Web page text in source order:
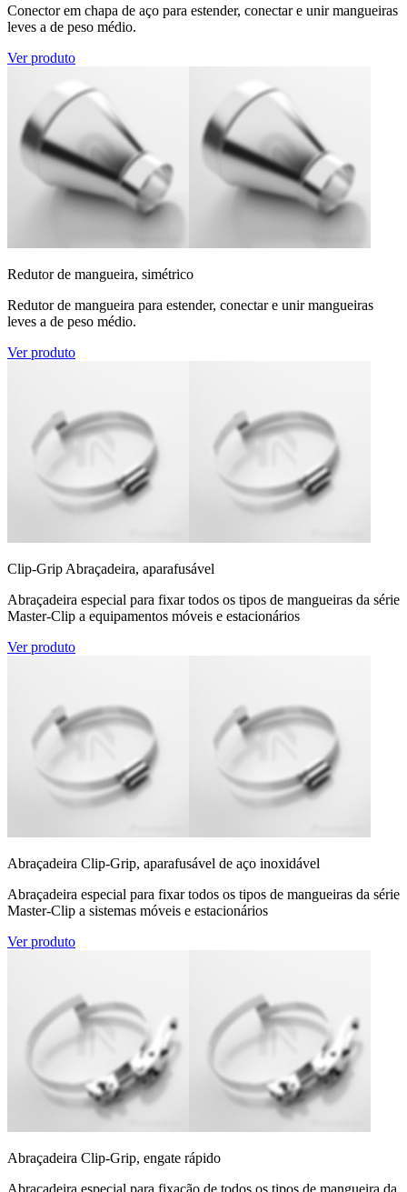
Conector em chapa de aço para estender, conectar e unir mangueiras
leves a de peso médio.
Ver produto
Redutor de mangueira, simétrico
Redutor de mangueira para estender, conectar e unir mangueiras
leves a de peso médio.
Ver produto
Clip-Grip Abraçadeira, aparafusável
Abraçadeira especial para fixar todos os tipos de mangueiras da série
Master-Clip a equipamentos móveis e estacionários
Ver produto
Abraçadeira Clip-Grip, aparafusável de aço inoxidável
Abraçadeira especial para fixar todos os tipos de mangueiras da série
Master-Clip a sistemas móveis e estacionários
Ver produto
Abraçadeira Clip-Grip, engate rápido
Abraçadeira especial para fixação de todos os tipos de mangueira da